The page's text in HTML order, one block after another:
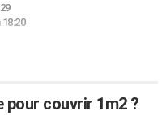
18:20
pour couvrir 1m2 ?